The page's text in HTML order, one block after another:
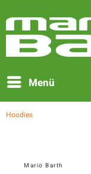
Menü
Hoodies
Mario Barth